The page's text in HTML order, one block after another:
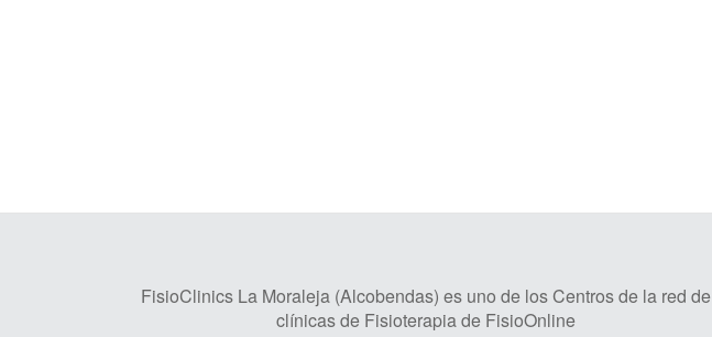
FisioClinics La Moraleja (Alcobendas) es uno de los Centros de la red de
clínicas de Fisioterapia de FisioOnline